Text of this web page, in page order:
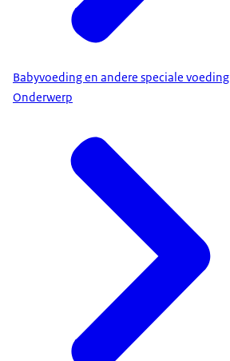
Babyvoeding en andere speciale voeding
Onderwerp